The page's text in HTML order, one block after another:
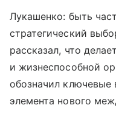
Лукашенко: быть
стратегический
рассказал, что делает
и жизнеспособной
обозначил ключевые
элемента нового